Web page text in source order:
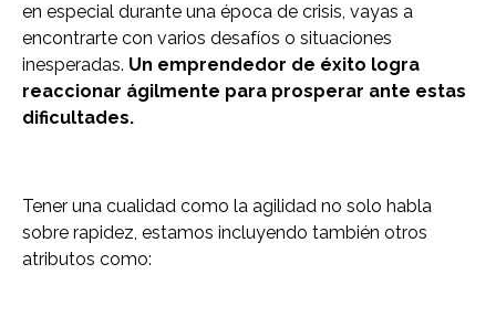
en especial durante una época de crisis, vayas a
encontrarte con varios desafíos o situaciones
inesperadas. Un emprendedor de éxito logra
reaccionar ágilmente para prosperar ante estas
dificultades.
Tener una cualidad como la agilidad no solo habla
sobre rapidez, estamos incluyendo también otros
atributos como: